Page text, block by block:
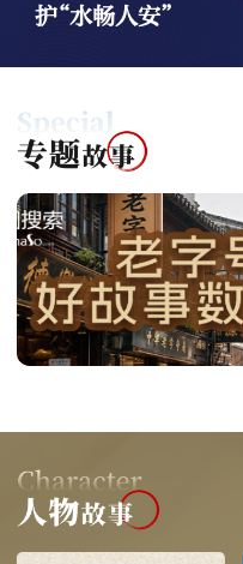
护“水畅人安”